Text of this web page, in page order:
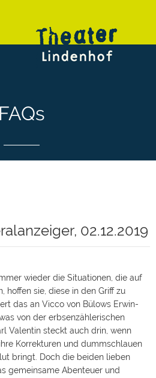
FAQs
02.12.2019
wieder die Situationen, die auf
hoffen sie, diese in den Griff zu
das an Vicco von Bülows Erwin-
von der erbsenzählerischen
Valentin steckt auch drin, wenn
Korrekturen und dummschlauen
bringt. Doch die beiden lieben
gemeinsame Abenteuer und